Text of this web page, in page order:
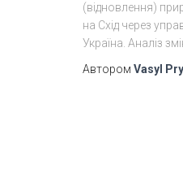
(відновлення)
на Схід через
Україна. Аналіз
Автором Vasyl